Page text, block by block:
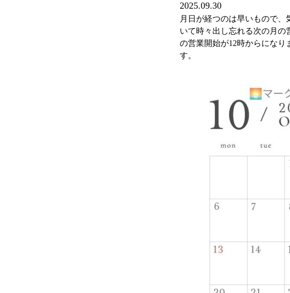
2025.09.30
月日が経つのは早いもので
いて時々出し忘れる次の月の
の営業開始が12時からになり
す。